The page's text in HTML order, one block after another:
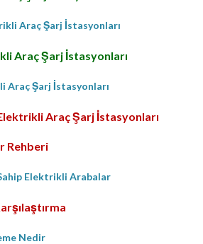
Araç Şarj İstasyonları
Araç Şarj İstasyonları
Araç Şarj İstasyonları
Araç Şarj İstasyonları
Rehberi
Elektrikli Arabalar
Nedir